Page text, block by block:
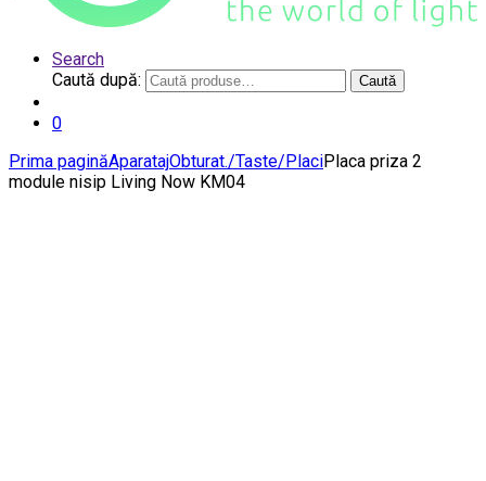
Search
Caută după:
Caută
0
Prima paginăAparatajObturat./Taste/PlaciPlaca priza 2
module nisip Living Now KM04